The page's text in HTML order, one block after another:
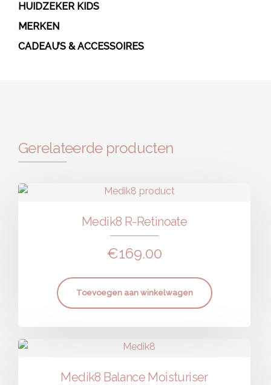
HUIDZEKER KIDS
MERKEN
CADEAU’S & ACCESSOIRES
Gerelateerde producten
Medik8 R-Retinoate
€169.00
Toevoegen aan winkelwagen
Medik8 Balance Moisturiser